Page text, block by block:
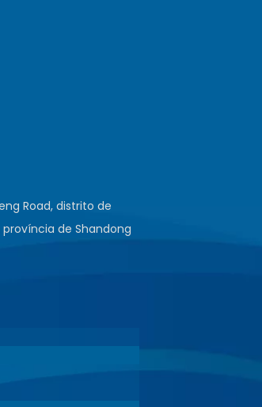
Road, distrito de
de Shandong